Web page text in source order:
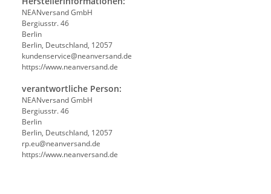
NEANversand GmbH
Bergiusstr. 46
Berlin
Berlin, Deutschland, 12057
ed.dnasrevnaen@ecivresnednuk
https://www.neanversand.de
verantwortliche Person:
NEANversand GmbH
Bergiusstr. 46
Berlin
Berlin, Deutschland, 12057
ed.dnasrevnaen@ue.pr
https://www.neanversand.de